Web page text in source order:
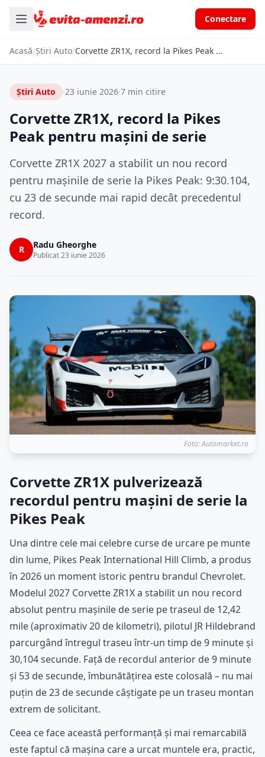
Conectare
Acasă/Știri Auto/ Corvette ZR1X, record la Pikes Peak pentru mașini de serie
Știri Auto ·23 iunie 2026·7 min citire
Corvette ZR1X, record la Pikes
Peak pentru mașini de serie
Corvette ZR1X 2027 a stabilit un nou record
pentru mașinile de serie la Pikes Peak: 9:30.104,
cu 23 de secunde mai rapid decât precedentul
record.
R Radu Gheorghe
Publicat 23 iunie 2026
Foto: Automarket.ro
Corvette ZR1X pulverizează
recordul pentru mașini de serie la
Pikes Peak
Una dintre cele mai celebre curse de urcare pe munte
din lume, Pikes Peak International Hill Climb, a produs
în 2026 un moment istoric pentru brandul Chevrolet.
Modelul 2027 Corvette ZR1X a stabilit un nou record
absolut pentru mașinile de serie pe traseul de 12,42
mile (aproximativ 20 de kilometri), pilotul JR Hildebrand
parcurgând întregul traseu într-un timp de 9 minute și
30,104 secunde. Față de recordul anterior de 9 minute
și 53 de secunde, îmbunătățirea este colosală – nu mai
puțin de 23 de secunde câștigate pe un traseu montan
extrem de solicitant.
Ceea ce face această performanță și mai remarcabilă
este faptul că mașina care a urcat muntele era, practic,